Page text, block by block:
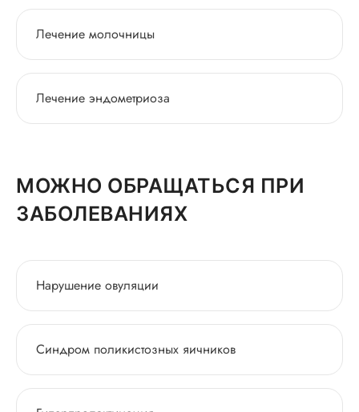
Лечение молочницы
Лечение эндометриоза
МОЖНО ОБРАЩАТЬСЯ ПРИ
ЗАБОЛЕВАНИЯХ
Нарушение овуляции
Синдром поликистозных яичников